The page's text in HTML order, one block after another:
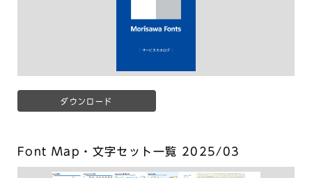
ダウンロード
Font Map・文字セット一覧 2025/03